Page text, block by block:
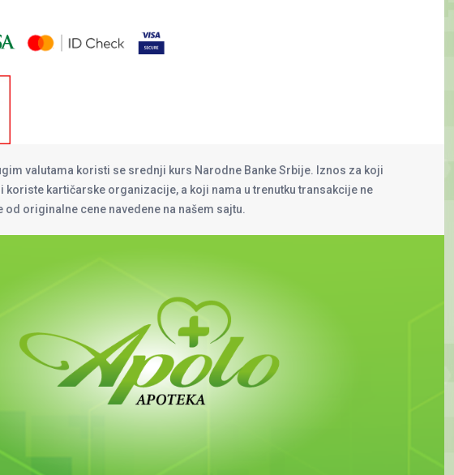
valutama koristi se srednji kurs Narodne Banke Srbije. Iznos za koji
kartičarske organizacije, a koji nama u trenutku transakcije ne
originalne cene navedene na našem sajtu.